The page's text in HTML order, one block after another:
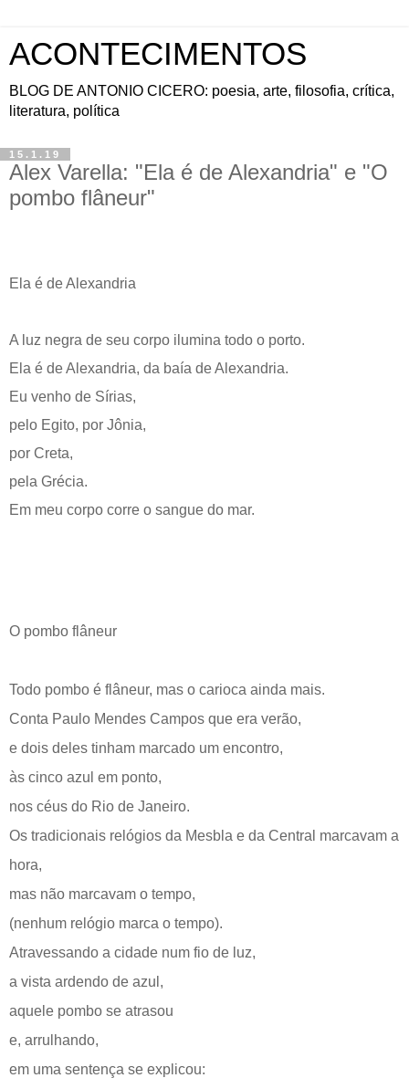
ACONTECIMENTOS
BLOG DE ANTONIO CICERO: poesia, arte, filosofia, crítica,
literatura, política
15.1.19
Alex Varella: "Ela é de Alexandria" e "O
pombo flâneur"
Ela é de Alexandria
A luz negra de seu corpo ilumina todo o porto.
Ela é de Alexandria, da baía de Alexandria.
Eu venho de Sírias,
pelo Egito, por Jônia,
por Creta,
pela Grécia.
Em meu corpo corre o sangue do mar.
O pombo flâneur
Todo pombo é flâneur, mas o carioca ainda mais.
Conta Paulo Mendes Campos que era verão,
e dois deles tinham marcado um encontro,
às cinco azul em ponto,
nos céus do Rio de Janeiro.
Os tradicionais relógios da Mesbla e da Central marcavam a
hora,
mas não marcavam o tempo,
(nenhum relógio marca o tempo).
Atravessando a cidade num fio de luz,
a vista ardendo de azul,
aquele pombo se atrasou
e, arrulhando,
em uma sentença se explicou: